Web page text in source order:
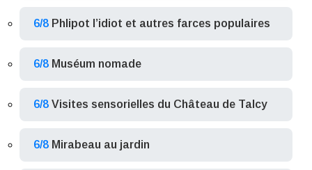
6/8 Phlipot l’idiot et autres farces populaires
6/8 Muséum nomade
6/8 Visites sensorielles du Château de Talcy
6/8 Mirabeau au jardin